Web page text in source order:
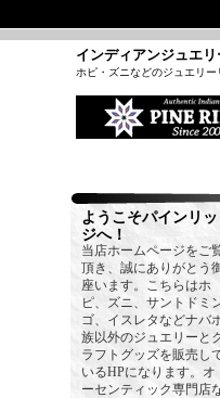
インディアンジュエリ
ホピ・ズニなどのジュエリ
ようこそパインリッ
ジへ！
当店ホームページをご
頂き、誠にありがとう
座います。こちらはホ
ピ、ズニ、サントドミ
ゴ、イスレタなどナバ
族以外のジュエリーと
ラフトグッズを販売し
いるHPになります。オ
ーセンティック専門店